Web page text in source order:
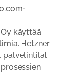
käyttää
Hetzner
palvelintilat